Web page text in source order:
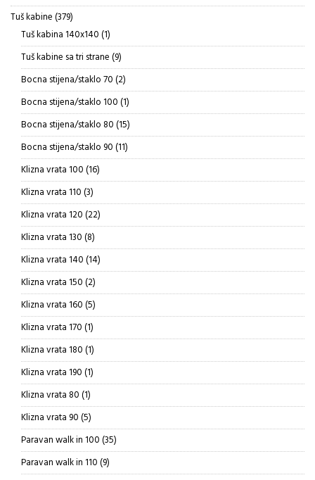
proizvoda
Tuš kabine 379379
proizvoda
Tuš kabina 140x140 11
proizvod
Tuš kabine sa tri strane 99
proizvoda
Bocna stijena/staklo 70 22
proizvoda
Bocna stijena/staklo 100 11
proizvod
Bocna stijena/staklo 80 1515
proizvoda
Bocna stijena/staklo 90 1111
proizvoda
Klizna vrata 100 1616
proizvoda
Klizna vrata 110 33
proizvoda
Klizna vrata 120 2222
proizvoda
Klizna vrata 130 88
proizvoda
Klizna vrata 140 1414
proizvoda
Klizna vrata 150 22
proizvoda
Klizna vrata 160 55
proizvoda
Klizna vrata 170 11
proizvod
Klizna vrata 180 11
proizvod
Klizna vrata 190 11
proizvod
Klizna vrata 80 11
proizvod
Klizna vrata 90 55
proizvoda
Paravan walk in 100 3535
proizvoda
Paravan walk in 110 99
proizvoda